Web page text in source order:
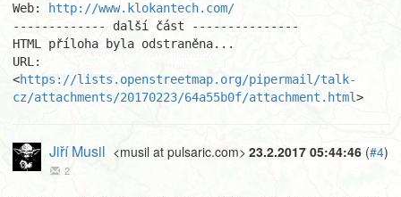
Web:
http://www.klokantech.com/
------------- další část ---------------
HTML příloha byla odstraněna...
URL:
<https://lists.openstreetmap.org/pipermail/talk-
cz/attachments/20170223/64a55b0f/attachment.html>
23.2.2017 05:44:46 (#4)
Jiří Musil <musil at pulsaric.com>
2